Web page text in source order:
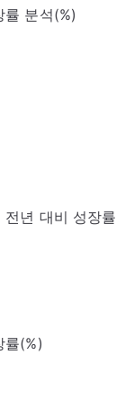
분석(%)
년 대비 성장률
률(%)